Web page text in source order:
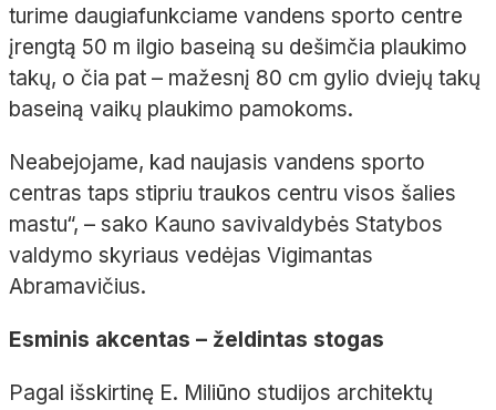
turime daugiafunkciame vandens sporto centre
įrengtą 50 m ilgio baseiną su dešimčia plaukimo
takų, o čia pat – mažesnį 80 cm gylio dviejų takų
baseiną vaikų plaukimo pamokoms.
Neabejojame, kad naujasis vandens sporto
centras taps stipriu traukos centru visos šalies
mastu“, – sako Kauno savivaldybės Statybos
valdymo skyriaus vedėjas Vigimantas
Abramavičius.
Esminis akcentas – želdintas stogas
Pagal išskirtinę E. Miliūno studijos architektų